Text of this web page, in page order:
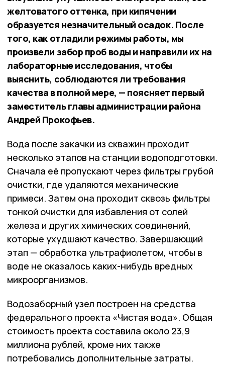
желтоватого оттенка, при кипячении
образуется незначительный осадок. После
того, как отладили режимы работы, мы
произвели забор проб воды и направили их на
лабораторные исследования, чтобы
выяснить, соблюдаются ли требования
качества в полной мере, — поясняет первый
заместитель главы администрации района
Андрей Прокофьев.
Вода после закачки из скважин проходит
несколько этапов на станции водоподготовки.
Сначала её пропускают через фильтры грубой
очистки, где удаляются механические
примеси. Затем она проходит сквозь фильтры
тонкой очистки для избавления от солей
железа и других химических соединений,
которые ухудшают качество. Завершающий
этап — обработка ультрафиолетом, чтобы в
воде не оказалось каких-нибудь вредных
микроорганизмов.
Водозаборный узел построен на средства
федерального проекта «Чистая вода». Общая
стоимость проекта составила около 23,9
миллиона рублей, кроме них также
потребовались дополнительные затраты.